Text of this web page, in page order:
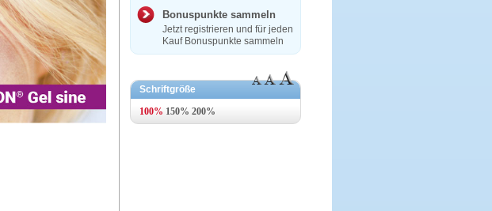
Bonuspunkte sammeln
Jetzt registrieren und für jeden
Kauf Bonuspunkte sammeln
Schriftgröße